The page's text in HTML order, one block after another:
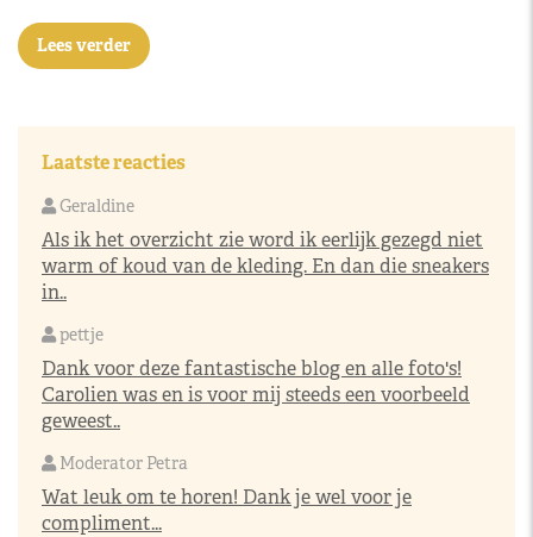
Lees verder
Laatste reacties
Geraldine
Als ik het overzicht zie word ik eerlijk gezegd niet
warm of koud van de kleding. En dan die sneakers
in..
pettje
Dank voor deze fantastische blog en alle foto's!
Carolien was en is voor mij steeds een voorbeeld
geweest..
Moderator Petra
Wat leuk om te horen! Dank je wel voor je
compliment...